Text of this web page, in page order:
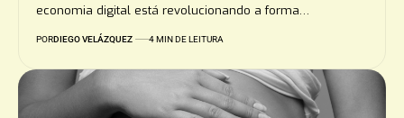
economia digital está revolucionando a forma…
PORDIEGO VELÁZQUEZ 4 MIN DE LEITURA